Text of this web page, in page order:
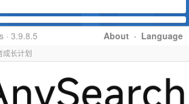
About · Language
· 3.9.8.5
成长计划